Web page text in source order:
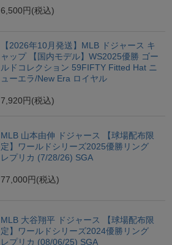
6,500円 (税込)
【2026年10月発送】MLB ドジャース キ
ャップ 【国内モデル】WS2025優勝 ゴー
ルドコレクション 59FIFTY Fitted Hat ニ
ューエラ/New Era ロイヤル
7,920円 (税込)
MLB 山本由伸 ドジャース 【球場配布限
定】ワールドシリーズ2025優勝リング
レプリカ (7/28/26) SGA
77,000円 (税込)
MLB 大谷翔平 ドジャース 【球場配布限
定】ワールドシリーズ2024優勝リング
レプリカ (08/06/25) SGA